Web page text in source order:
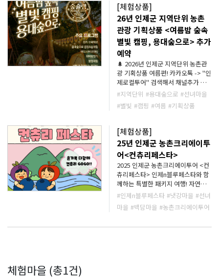
[체험상품]
26년 인제군 지역단위 농촌
관광 기획상품 <여름밤 숲속
별빛 캠핑, 용대숲으로> 추가
예약
🌲 2026년 인제군 지역단위 농촌관
광 기획상품 여름편! 카카오톡 -> "인
제로컬투어" 검색해서 채널추가 해
주세요!! 추후 카카오채널 홍보메세
지로 오픈안내메세지보내드립니다.
숲슐랭가이드 여름상품 🌌 여름밤 숲
어나 별빛 아래에서 즐기는 진짜 숲
속 캠핑 🌲✨ 🍹 웰컴드링크와 함께
시작하는 힐링 여행 감자국 인제의
청정지역에서 생산된 감자수확 체
험!! ⛺ 용대숲으로 이동 후 선생님들
과 함께 배우며 직접 설치하는 나만
의 아늑한 캠핑 보금자리(텐트) 🌿 용
대숲의 자연을 느끼는 다양한 숲 체
험 🔥 야외 바비큐 & 화덕밥짓기 저
녁식사 🪵 자작자작 장작 타는 소리
감성 가득 밤마실 🌲 숲과 동화되어
#지역단위 #용대숲으로 #선녀마을
#별빛 #캠핑 #여름 #기획상품
[체험상품]
25년 인제군 농촌크리에이투
어<컨츄리페스타>
2025 인제군 농촌크리에이투어 <컨
츄리페스타> 인제n블루페스타와 함
께하는 특별한 패키지 여행! 자연과
즐거움이 가득한 인제로 떠나는 컨츄
리 감성 가득한 하루! 인제n블루페스
타를 즐긴 뒤, 다양한 농촌체험마을
니다 이런 분들께 추천해요! 아이들
#인제n블루페스타 #냇강마을 #선녀
마을 #백담마을 #농촌크리에이투어
체험마을 (총1건)